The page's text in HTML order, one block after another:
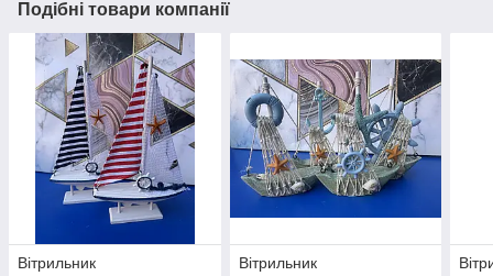
Подібні товари компанії
Вітрильник Вітрильник